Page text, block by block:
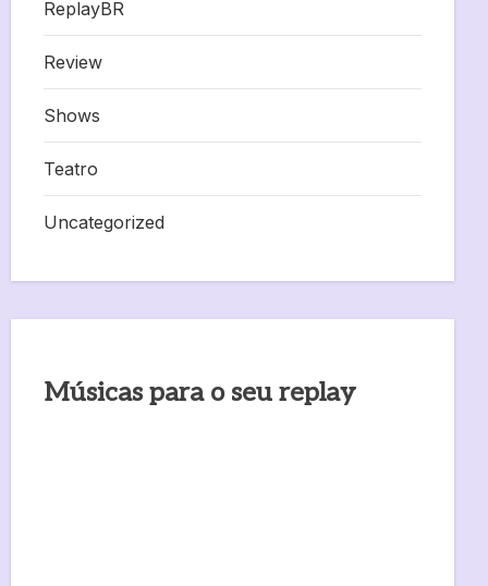
ReplayBR
Review
Shows
Teatro
Uncategorized
Músicas para o seu replay